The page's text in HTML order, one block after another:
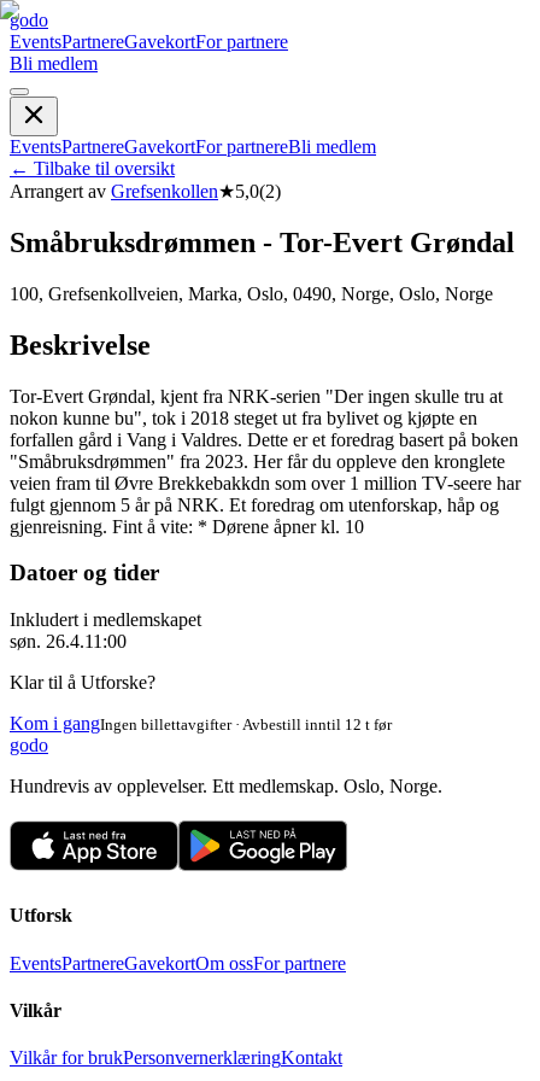
godo
EventsPartnereGavekortFor partnere
Bli medlem
EventsPartnereGavekortFor partnereBli medlem
← Tilbake til oversikt
Arrangert av Grefsenkollen★5,0(2)
Småbruksdrømmen - Tor-Evert Grøndal
100, Grefsenkollveien, Marka, Oslo, 0490, Norge, Oslo, Norge
Beskrivelse
Tor-Evert Grøndal, kjent fra NRK-serien "Der ingen skulle tru at
nokon kunne bu", tok i 2018 steget ut fra bylivet og kjøpte en
forfallen gård i Vang i Valdres. Dette er et foredrag basert på boken
"Småbruksdrømmen" fra 2023. Her får du oppleve den kronglete
veien fram til Øvre Brekkebakkdn som over 1 million TV-seere har
fulgt gjennom 5 år på NRK. Et foredrag om utenforskap, håp og
gjenreisning. Fint å vite: * Dørene åpner kl. 10
Datoer og tider
Inkludert i medlemskapet
søn. 26.4.11:00
Klar til å Utforske?
Kom i gangIngen billettavgifter · Avbestill inntil 12 t før
godo
Hundrevis av opplevelser. Ett medlemskap. Oslo, Norge.
Utforsk
EventsPartnereGavekortOm ossFor partnere
Vilkår
Vilkår for brukPersonvernerklæringKontakt